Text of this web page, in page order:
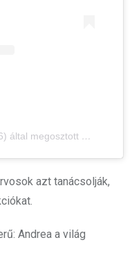
bejegyzés
azt tanácsolják,
Andrea a világ